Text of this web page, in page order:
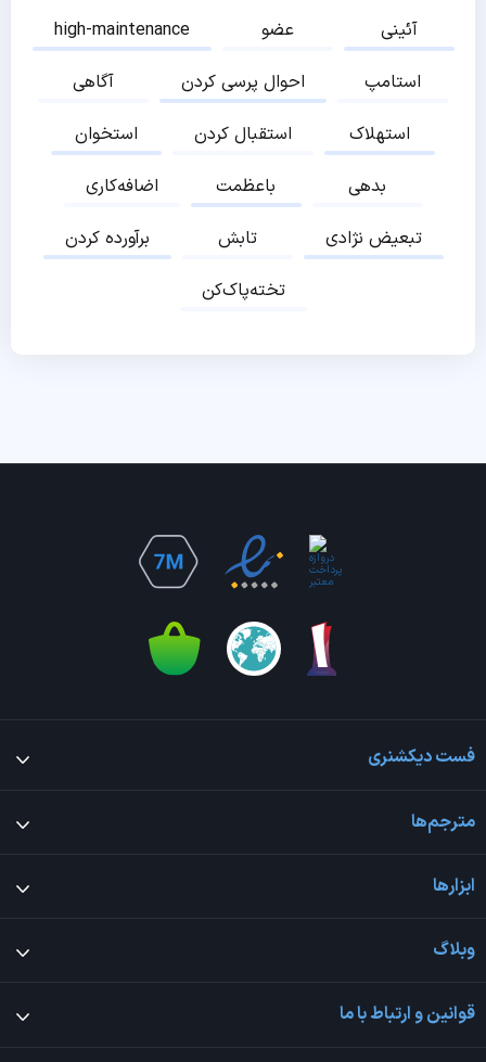
high-maintenance
عضو
آئینی
آگاهی
احوال پرسی کردن
استامپ
استخوان
استقبال کردن
استهلاک
اضافه‌کاری
باعظمت
بدهی
برآورده کردن
تابش
تبعیض نژادی
تخته‌پاک‌کن
فست دیکشنری
مترجم‌ها
ابزارها
وبلاگ
قوانین و ارتباط با ما